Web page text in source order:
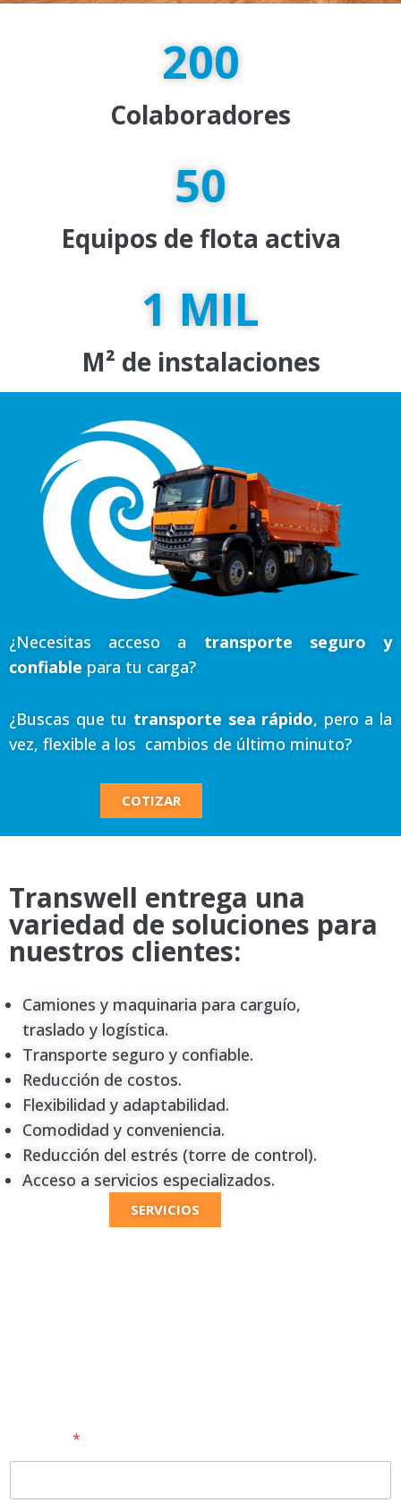
200
Colaboradores
50
Equipos de flota activa
1 MIL
M² de instalaciones
¿Necesitas acceso a transporte seguro y
confiable para tu carga?
¿Buscas que tu transporte sea rápido, pero a la
vez, flexible a los cambios de último minuto?
COTIZAR
Transwell entrega una
variedad de soluciones para
nuestros clientes:
Camiones y maquinaria para carguío,
traslado y logística.
Transporte seguro y confiable.
Reducción de costos.
Flexibilidad y adaptabilidad.
Comodidad y conveniencia.
Reducción del estrés (torre de control).
Acceso a servicios especializados.
SERVICIOS
*